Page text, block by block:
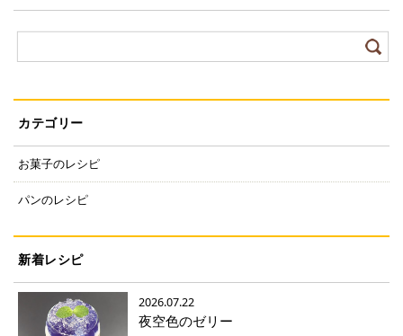
カテゴリー
お菓子のレシピ
パンのレシピ
新着レシピ
2026.07.22
夜空色のゼリー